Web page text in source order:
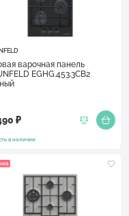
варочная панель
EGHG.453.3CB2
₽
в наличии